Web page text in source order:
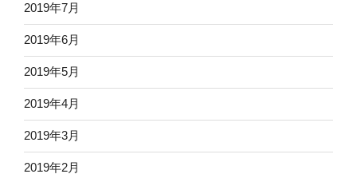
2019年7月
2019年6月
2019年5月
2019年4月
2019年3月
2019年2月